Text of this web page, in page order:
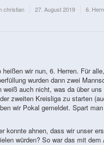
christian 27. August 2019 6.
heißen wir nun, 6. Herren. Für
wurden dann zwei
weiß auch nicht, was da über
zweiten Kreisliga zu starten
wir Pokal gemeldet. Spart
konnte ahnen, dass wir unser
würden? So war das mit